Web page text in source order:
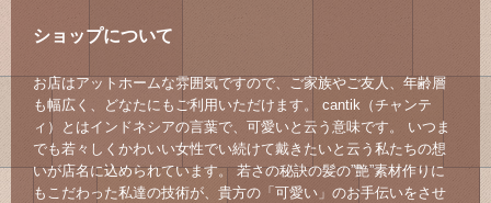
ショップについて
お店はアットホームな雰囲気ですので、ご家族やご友人、年齢層
も幅広く、どなたにもご利用いただけます。 cantik（チャンテ
ィ）とはインドネシアの言葉で、可愛いと云う意味です。 いつま
でも若々しくかわいい女性でい続けて戴きたいと云う私たちの想
いが店名に込められています。 若さの秘訣の髪の”艶”素材作りに
もこだわった私達の技術が、貴方の「可愛い」のお手伝いをさせ